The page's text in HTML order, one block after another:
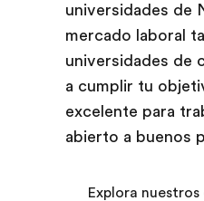
universidades de
mercado laboral
universidades de
a cumplir tu
excelente para
abierto a buenos
Explora